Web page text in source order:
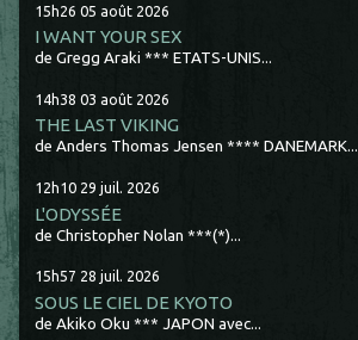
15h26 05 août 2026
I WANT YOUR SEX
de Gregg Araki *** ETATS-UNIS...
14h38 03 août 2026
THE LAST VIKING
de Anders Thomas Jensen **** DANEMARK...
12h10 29 juil. 2026
L'ODYSSÉE
de Christopher Nolan ***(*)...
15h57 28 juil. 2026
SOUS LE CIEL DE KYOTO
de Akiko Oku *** JAPON avec...